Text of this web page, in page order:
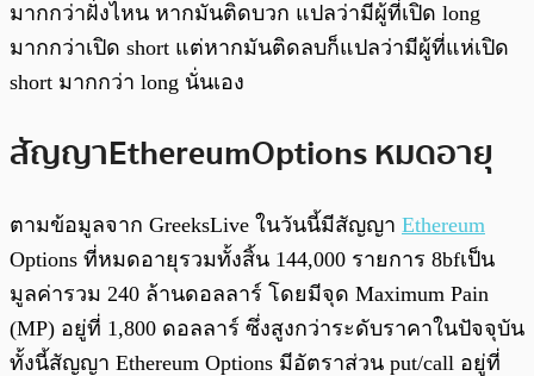
มากกว่าฝั่งไหน หากมันติดบวก แปลว่ามีผู้ที่เปิด long
มากกว่าเปิด short แต่หากมันติดลบก็แปลว่ามีผู้ที่แห่เปิด
short มากกว่า long นั่นเอง
สัญญา Ethereum Options หมดอายุ
ตามข้อมูลจาก GreeksLive ในวันนี้มีสัญญา Ethereum
Options ที่หมดอายุรวมทั้งสิ้น 144,000 รายการ 8bfเป็น
มูลค่ารวม 240 ล้านดอลลาร์ โดยมีจุด Maximum Pain
(MP) อยู่ที่ 1,800 ดอลลาร์ ซึ่งสูงกว่าระดับราคาในปัจจุบัน
ทั้งนี้สัญญา Ethereum Options มีอัตราส่วน put/call อยู่ที่